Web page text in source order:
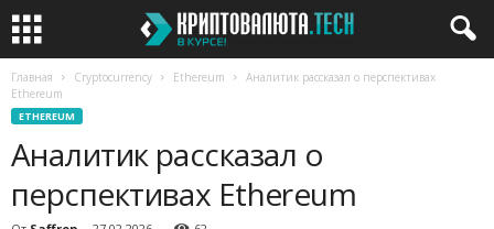
Главная Cryptocurrency Ethereum
Аналитик рассказал о перспективах
Ethereum
ETHEREUM
Аналитик рассказал о
перспективах Ethereum